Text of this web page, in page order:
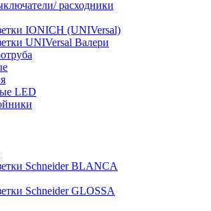
расходники
IONICH (UNIVersal)
UNIVersal Валери
LED
Schneider BLANCA
Schneider GLOSSA